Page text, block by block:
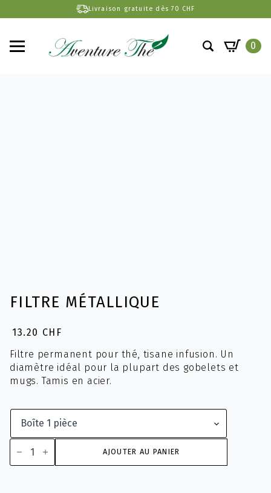
Livraison gratuite dès 70 CHF
0
FILTRE MÉTALLIQUE
13.20 CHF
Filtre permanent pour thé, tisane infusion. Un
diamètre idéal pour la plupart des gobelets et
mugs. Tamis en acier.
quantité
de
Filtre
AJOUTER AU PANIER